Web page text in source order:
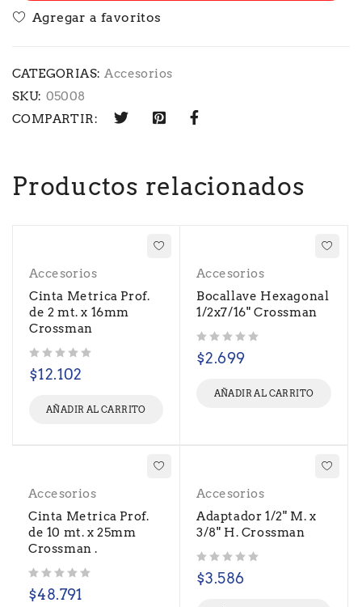
CATEGORIAS: Accesorios
SKU: 05008
COMPARTIR:
Productos relacionados
Accesorios
Cinta Metrica Prof.
de 2 mt. x 16mm
Crossman
$12.102
AÑADIR AL CARRITO
Accesorios
Bocallave Hexagonal
1/2x7/16" Crossman
$2.699
AÑADIR AL CARRITO
Accesorios
Cinta Metrica Prof.
de 10 mt. x 25mm
Crossman .
$48.791
Accesorios
Adaptador 1/2" M. x
3/8" H. Crossman
$3.586